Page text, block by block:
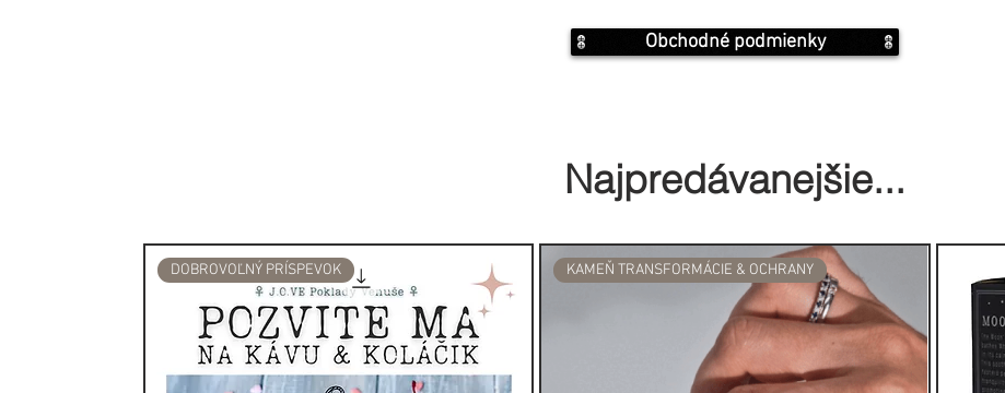
svoju magickú sviečku spolu s osobnými predmetmi v
blízkosti jej svetla, môžete použiť obrázky, šperky, vzácne
príde ten správny čas, pokojne si sadnite so svojím
plameňom a využite čas na meditáciu a reflexiu. Keď sviečka
horúcej vode a vybrať zo skla polodrahokamy, ktoré tam
nájdete. Majte ich pri sebe, aby ste predĺžili účinok mágie.
Pre dobrú karmu by sa mala sklenená nádoba sviečky
recyklovať a znovu použiť, napríklad na uskladnenie drobných
večí alebo ako vázička na kvety. A nezabúdajte na jedno
Obchodné podmienky
Najpredávanejšie...
DOBROVOĽNÝ PRÍSPEVOK KAMEŇ TRANSFORMÁCIE & OCHRANY